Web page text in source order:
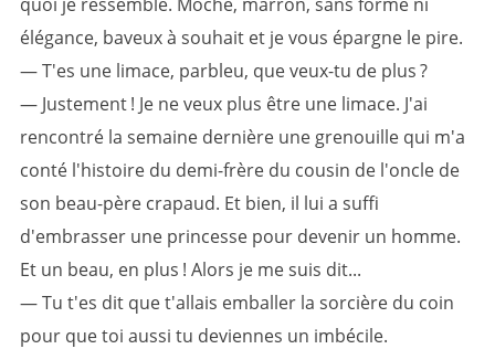
élégance, baveux à souhait et je vous épargne le pire.
— T'es une limace, parbleu, que veux-tu de plus ?
— Justement ! Je ne veux plus être une limace. J'ai
rencontré la semaine dernière une grenouille qui m'a
conté l'histoire du demi-frère du cousin de l'oncle de
son beau-père crapaud. Et bien, il lui a suffi
d'embrasser une princesse pour devenir un homme.
Et un beau, en plus ! Alors je me suis dit...
— Tu t'es dit que t'allais emballer la sorcière du coin
pour que toi aussi tu deviennes un imbécile.